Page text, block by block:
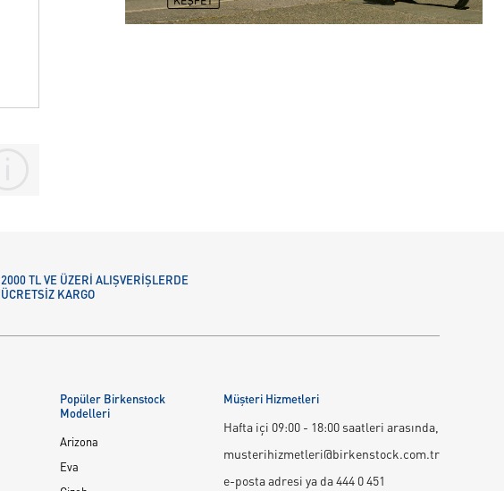
2000 TL VE ÜZERİ ALIŞVERİŞLERDE
ÜCRETSIZ KARGO
Popüler Birkenstock
Modelleri
Arizona
Eva
Müşteri Hizmetleri
Hafta içi 09:00 - 18:00 saatleri arasında,
musterihizmetleri@birkenstock.com.tr
e-posta adresi ya da 444 0 451